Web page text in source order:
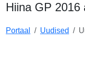
Hiina GP 2016
Portaal Uudised